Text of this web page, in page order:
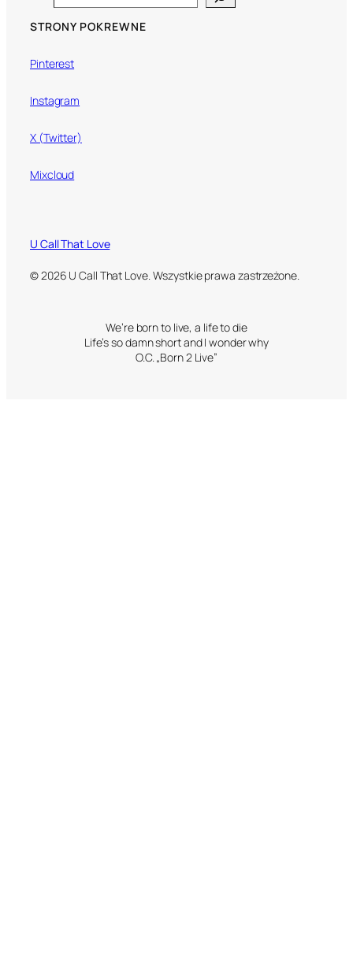
STRONY POKREWNE
Pinterest
Instagram
X (Twitter)
Mixcloud
U Call That Love
© 2026 U Call That Love. Wszystkie prawa zastrzeżone.
We’re born to live, a life to die
Life’s so damn short and I wonder why
O.C. „Born 2 Live”